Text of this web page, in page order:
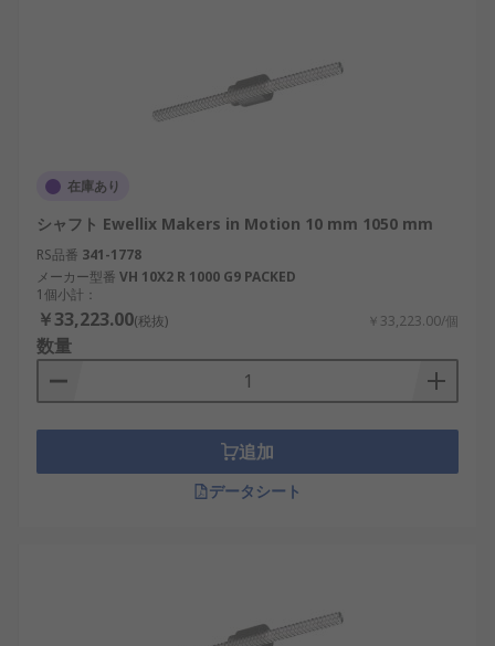
在庫あり
シャフト Ewellix Makers in Motion 10 mm 1050 mm
RS品番 341-1778
メーカー型番 VH 10X2 R 1000 G9 PACKED
1個小計：
￥33,223.00(税抜) ￥33,223.00/個
数量
追加
データシート